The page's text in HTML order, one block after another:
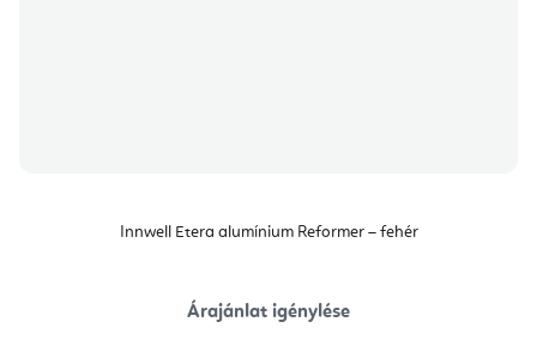
Innwell Etera alumínium Reformer – fehér
Árajánlat igénylése